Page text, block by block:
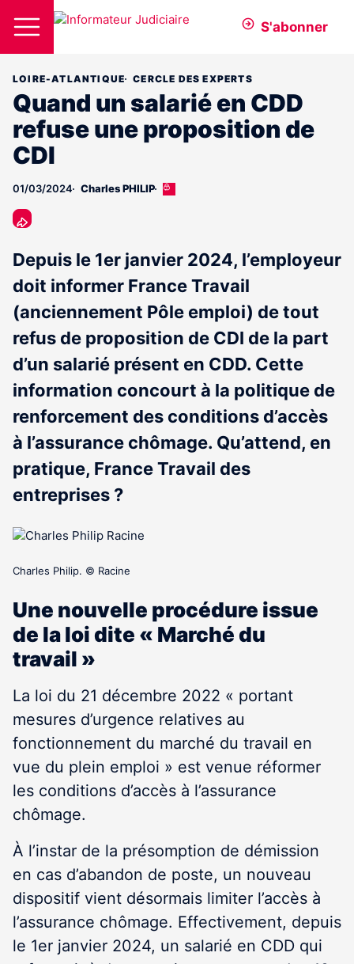
S'abonner
LOIRE-ATLANTIQUE CERCLE DES EXPERTS
Quand un salarié en CDD
refuse une proposition de
CDI
01/03/2024 Charles PHILIP
Cet
aux
abonnés
Depuis le 1er janvier 2024, l’employeur
doit informer France Travail
(anciennement Pôle emploi) de tout
refus de proposition de CDI de la part
d’un salarié présent en CDD. Cette
information concourt à la politique de
renforcement des conditions d’accès
à l’assurance chômage. Qu’attend, en
pratique, France Travail des
entreprises ?
Charles Philip. © Racine
Une nouvelle procédure issue
de la loi dite « Marché du
travail »
La loi du 21 décembre 2022 « portant
mesures d’urgence relatives au
fonctionnement du marché du travail en
vue du plein emploi » est venue réformer
les conditions d’accès à l’assurance
chômage.
À l’instar de la présomption de démission
en cas d’abandon de poste, un nouveau
dispositif vient désormais limiter l’accès à
l’assurance chômage. Effectivement, depuis
le 1er janvier 2024, un salarié en CDD qui